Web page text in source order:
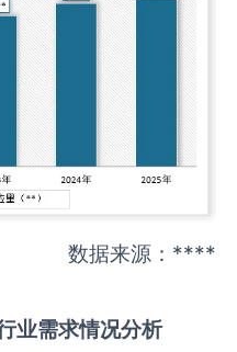
数据来源：****
业需求情况分析